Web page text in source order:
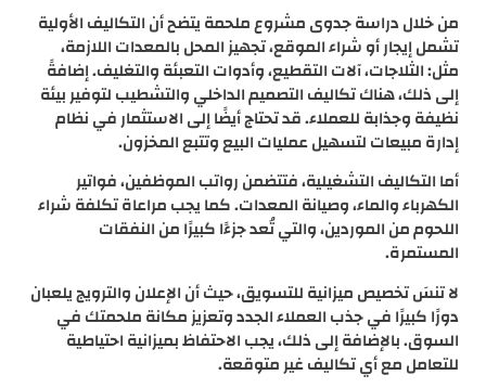
من خلال دراسة جدوى مشروع ملحمة يتضح أن التكاليف الأولية
تشمل إيجار أو شراء الموقع، تجهيز المحل بالمعدات اللازمة،
مثل: الثلاجات، آلات التقطيع، وأدوات التعبئة والتغليف. إضافةً
إلى ذلك، هناك تكاليف التصميم الداخلي والتشطيب لتوفير بيئة
نظيفة وجذابة للعملاء. قد تحتاج أيضًا إلى الاستثمار في نظام
إدارة مبيعات لتسهيل عمليات البيع وتتبع المخزون.
أما التكاليف التشغيلية، فتتضمن رواتب الموظفين، فواتير
الكهرباء والماء، وصيانة المعدات. كما يجب مراعاة تكلفة شراء
اللحوم من الموردين، والتي تُعد جزءًا كبيرًا من النفقات
المستمرة.
لا تنسَ تخصيص ميزانية للتسويق، حيث أن الإعلان والترويج يلعبان
دورًا كبيرًا في جذب العملاء الجدد وتعزيز مكانة ملحمتك في
السوق. بالإضافة إلى ذلك، يجب الاحتفاظ بميزانية احتياطية
للتعامل مع أي تكاليف غير متوقعة.